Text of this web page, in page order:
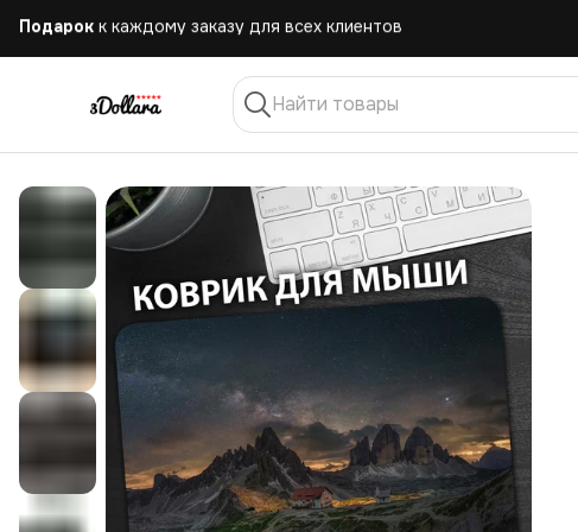
Бесплатная доставка при заказе от 10.000 руб.